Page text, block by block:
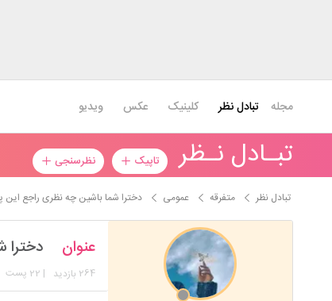
مجله تبادل نظر کلینیک عکس ویدیو
تبـادل نـظر تاپیک نظرسنجی
تبادل نظر متفرقه عمومی دخترا شما باشین چه نظری راجع این
عنوان دخترا
264 بازدید | 22 پست